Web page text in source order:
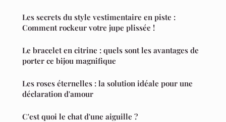
Les secrets du style vestimentaire en piste :
Comment rockeur votre jupe plissée !
Le bracelet en citrine : quels sont les avantages de
porter ce bijou magnifique
Les roses éternelles : la solution idéale pour une
déclaration d'amour
C'est quoi le chat d'une aiguille ?